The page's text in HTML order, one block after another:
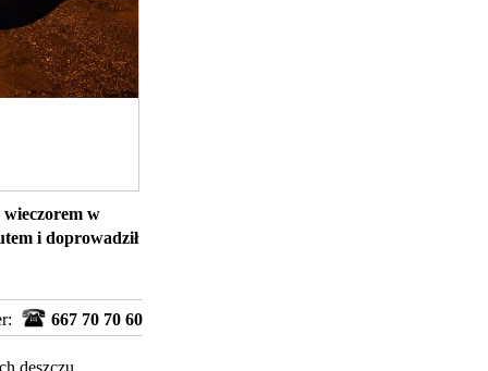
wieczorem w
i doprowadził
667 70 70 60